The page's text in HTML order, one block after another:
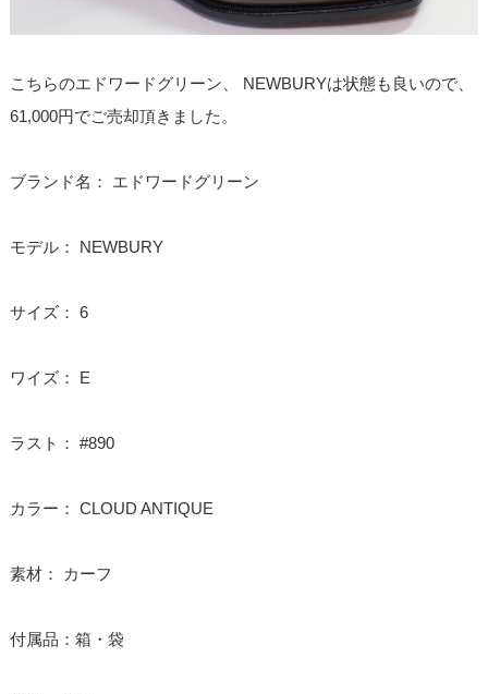
こちらのエドワードグリーン、 NEWBURYは状態も良いので、
61,000円でご売却頂きました。
ブランド名： エドワードグリーン
モデル： NEWBURY
サイズ： 6
ワイズ： E
ラスト： #890
カラー： CLOUD ANTIQUE
素材： カーフ
付属品：箱・袋